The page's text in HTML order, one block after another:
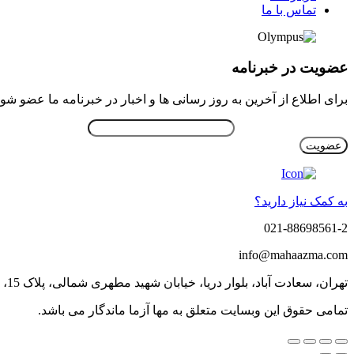
تماس با ما
عضویت در خبرنامه
برای اطلاع از آخرین به روز رسانی ها و اخبار در خبرنامه ما عضو
به کمک نیاز دارید؟
021-88698561-2
info@mahaazma.com
تهران، سعادت آباد، بلوار دریا، خیابان شهید مطهری شمالی، پلاک 15، طبقه دوم، واحد 4
تمامی حقوق این وبسایت متعلق به مها آزما ماندگار می باشد.